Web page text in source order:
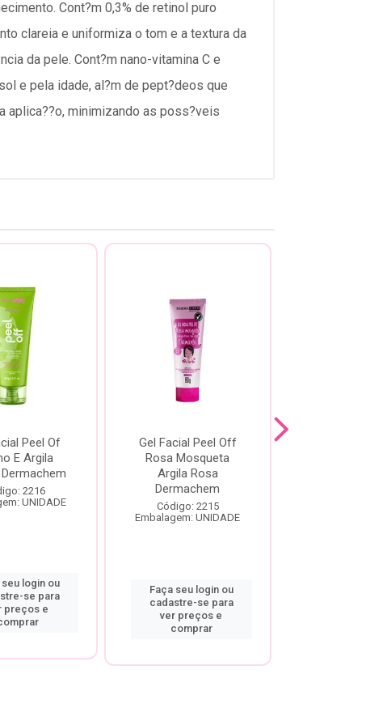
Cont?m 0,3% de retinol puro
clareia e uniformiza o tom e a textura da
da pele. Cont?m nano-vitamina C e
e pela idade, al?m de pept?deos que
aplica??o, minimizando as poss?veis
Peel Of
E Argila
2216
UNIDADE
seu login ou
se para
preços e
Gel Facial Peel Off
Rosa Mosqueta
Argila Rosa
Dermachem
Código: 2215
Embalagem: UNIDADE
Faça seu login ou
cadastre-se para
ver preços e
comprar